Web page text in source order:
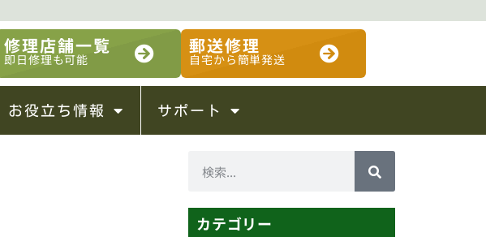
修理店舗一覧
即日修理も可能
郵送修理
自宅から簡単発送
お役立ち情報 サポート
カテゴリー